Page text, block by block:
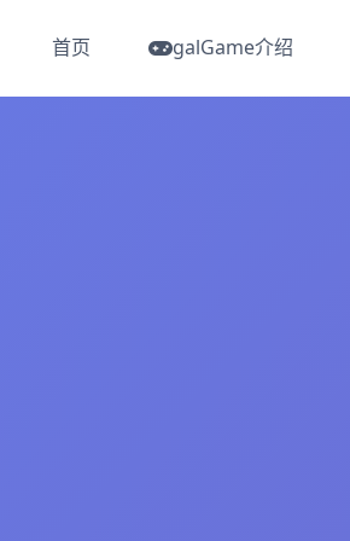
首页 galGame介绍